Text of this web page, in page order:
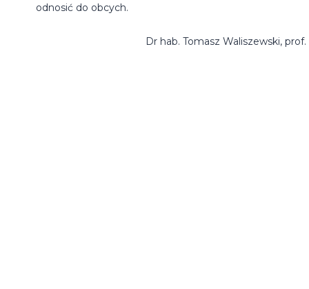
odnosić do obcych.
Dr hab. Tomasz Waliszewski,